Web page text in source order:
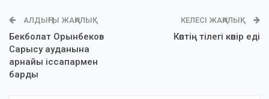
АЛДЫҢҒЫ ЖАҢАЛЫҚ
Бекболат Орынбеков
Сарысу ауданына
арнайы іссапармен
барды
КЕЛЕСІ ЖАҢАЛЫҚ
Көптің тілегі көпір еді